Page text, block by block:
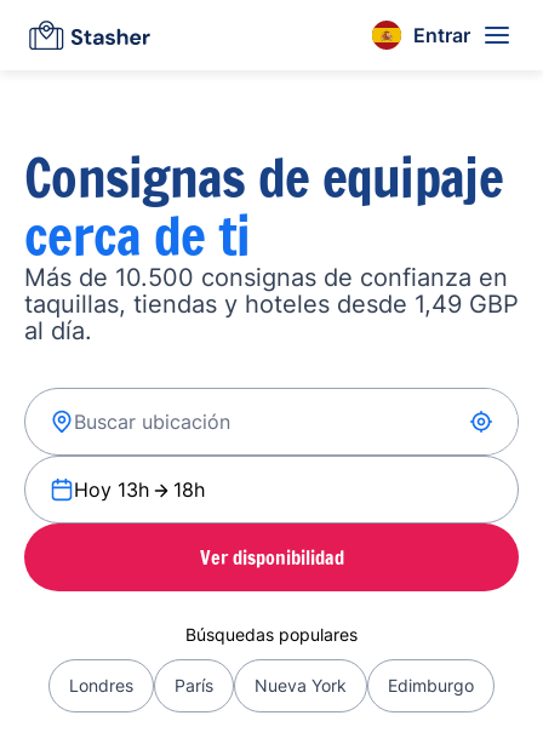
Entrar
Consignas de equipaje
cerca de ti
Más de 10.500 consignas de confianza en
taquillas, tiendas y hoteles desde 1,49 GBP
al día.
Hoy 13h 18h
Ver disponibilidad
Búsquedas populares
Londres París Nueva York Edimburgo